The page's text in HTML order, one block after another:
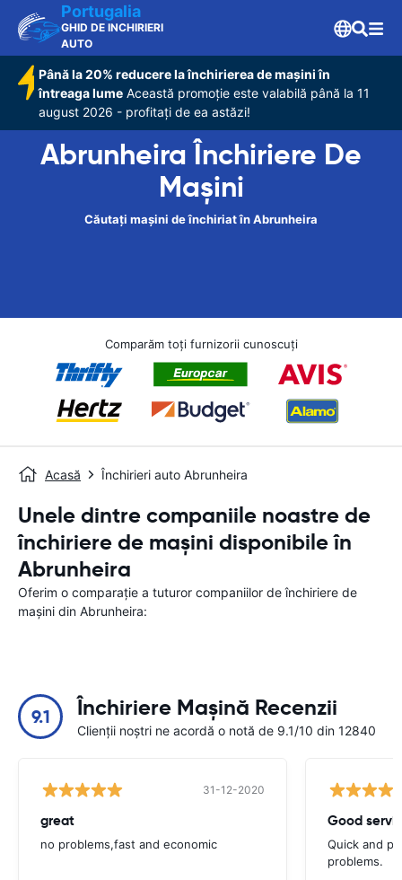
Portugalia
GHID DE INCHIRIERI
AUTO
Până la 20% reducere la închirierea de mașini în
întreaga lume Această promoție este valabilă până la 11
august 2026 - profitați de ea astăzi!
Abrunheira Închiriere De
Maşini
Căutați mașini de închiriat în Abrunheira
Comparăm toți furnizorii cunoscuți
Acasă Închirieri auto Abrunheira
Unele dintre companiile noastre de
închiriere de mașini disponibile în
Abrunheira
Oferim o comparație a tuturor companiilor de închiriere de
mașini din Abrunheira:
9.1 Închiriere Mașină Recenzii
Clienții noștri ne acordă o notă de 9.1/10 din 12840
31-12-2020
great
no problems,fast and economic
Good
Quick and
problems.